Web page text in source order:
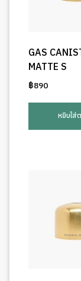
GAS
MATTE S
฿890
หยิบใส่